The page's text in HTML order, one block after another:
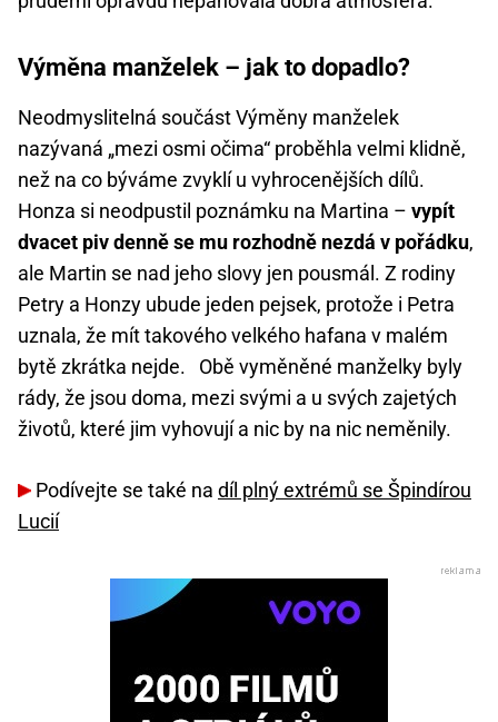
Výměna manželek – jak to dopadlo?
Neodmyslitelná součást Výměny manželek
nazývaná „mezi osmi očima“ proběhla velmi klidně,
než na co býváme zvyklí u vyhrocenějších dílů.
Honza si neodpustil poznámku na Martina – vypít
dvacet piv denně se mu rozhodně nezdá v pořádku,
ale Martin se nad jeho slovy jen pousmál. Z rodiny
Petry a Honzy ubude jeden pejsek, protože i Petra
uznala, že mít takového velkého hafana v malém
bytě zkrátka nejde. Obě vyměněné manželky byly
rády, že jsou doma, mezi svými a u svých zajetých
životů, které jim vyhovují a nic by na nic neměnily.
Podívejte se také na díl plný extrémů se Špindírou
Lucií